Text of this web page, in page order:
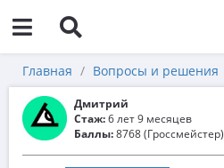
Главная Вопросы и решения
Дмитрий
Стаж:6 лет 9 месяцев
Баллы:8768 (Гроссмейстер)